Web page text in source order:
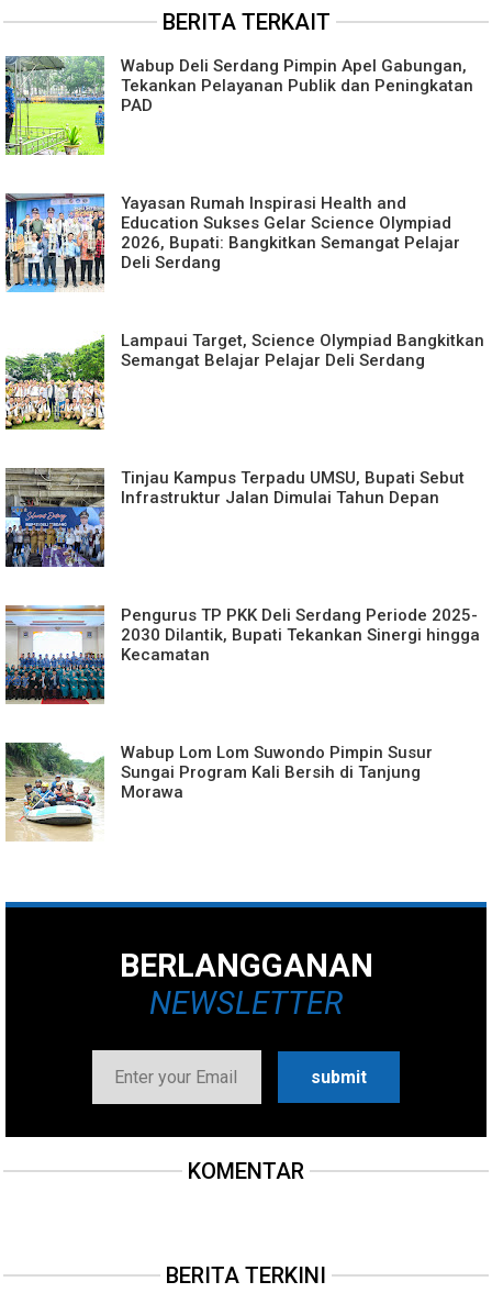
BERITA TERKAIT
Wabup Deli Serdang Pimpin Apel Gabungan,
Tekankan Pelayanan Publik dan Peningkatan
PAD
Yayasan Rumah Inspirasi Health and
Education Sukses Gelar Science Olympiad
2026, Bupati: Bangkitkan Semangat Pelajar
Deli Serdang
Lampaui Target, Science Olympiad Bangkitkan
Semangat Belajar Pelajar Deli Serdang
Tinjau Kampus Terpadu UMSU, Bupati Sebut
Infrastruktur Jalan Dimulai Tahun Depan
Pengurus TP PKK Deli Serdang Periode 2025-
2030 Dilantik, Bupati Tekankan Sinergi hingga
Kecamatan
Wabup Lom Lom Suwondo Pimpin Susur
Sungai Program Kali Bersih di Tanjung
Morawa
BERLANGGANAN
NEWSLETTER
KOMENTAR
BERITA TERKINI